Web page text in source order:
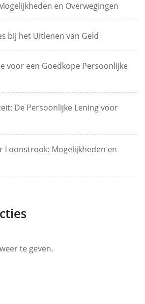
en Overwegingen
bij het Uitlenen van Geld
voor een Goedkope Persoonlijke
De Persoonlijke Lening voor
Loonstrook: Mogelijkheden en
te geven.